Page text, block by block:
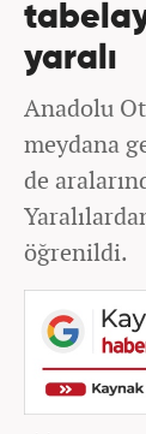
yaralı
Anadolu
meydana
de
öğrenildi.